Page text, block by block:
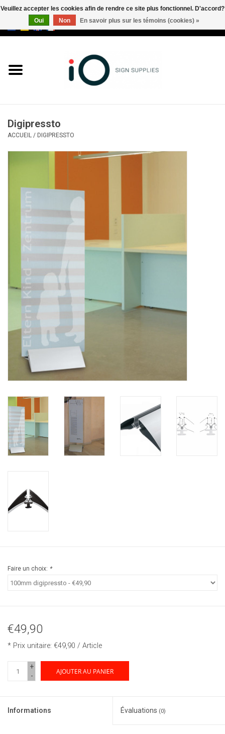
Marques
Appelez-nous au +32 3 353 67
Digipressto
ACCUEIL / DIGIPRESSTO
Faire un choix: *
€49,90
* Prix unitaire: €49,90 / Article
+
-
AJOUTER AU PANIER
Informations Évaluations (0)
Veuillez accepter les cookies afin de rendre ce site plus fonctionnel. D'accord?
Oui
Non En savoir plus sur les témoins (cookies) »